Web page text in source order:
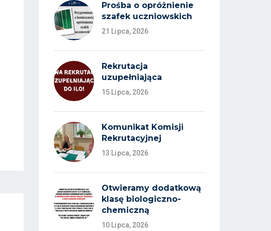
Prośba o opróżnienie
szafek uczniowskich
21 Lipca, 2026
Rekrutacja
uzupełniająca
15 Lipca, 2026
Komunikat Komisji
Rekrutacyjnej
13 Lipca, 2026
Otwieramy dodatkową
klasę biologiczno-
chemiczną
10 Lipca, 2026